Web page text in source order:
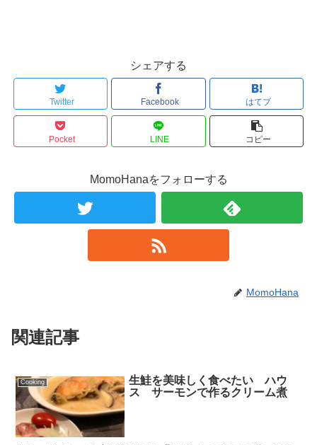
シェアする
Twitter Facebook はてブ
Pocket LINE コピー
MomoHanaをフォローする
MomoHana
関連記事
Cooking
生鮭を美味しく食べたい ハウ
ス サーモンで作るクリーム煮